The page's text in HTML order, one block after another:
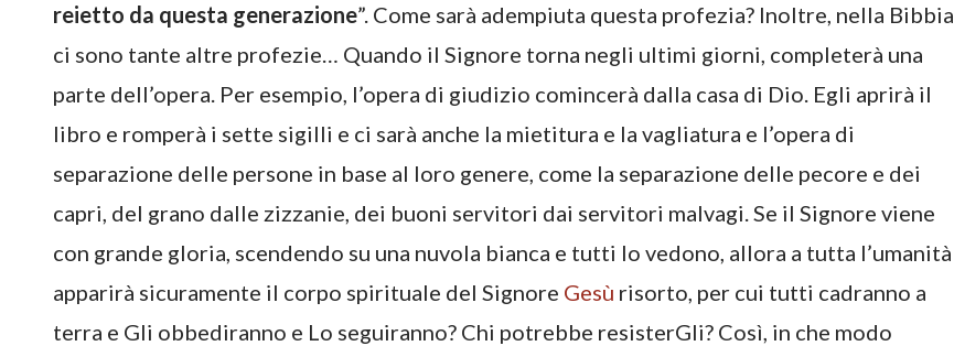
reietto da questa generazione”. Come sarà adempiuta questa profezia? Inoltre, nella Bibbia
ci sono tante altre profezie… Quando il Signore torna negli ultimi giorni, completerà una
parte dell’opera. Per esempio, l’opera di giudizio comincerà dalla casa di Dio. Egli aprirà il
libro e romperà i sette sigilli e ci sarà anche la mietitura e la vagliatura e l’opera di
separazione delle persone in base al loro genere, come la separazione delle pecore e dei
capri, del grano dalle zizzanie, dei buoni servitori dai servitori malvagi. Se il Signore viene
con grande gloria, scendendo su una nuvola bianca e tutti lo vedono, allora a tutta l’umanità
apparirà sicuramente il corpo spirituale del Signore Gesù risorto, per cui tutti cadranno a
terra e Gli obbediranno e Lo seguiranno? Chi potrebbe resisterGli? Così, in che modo